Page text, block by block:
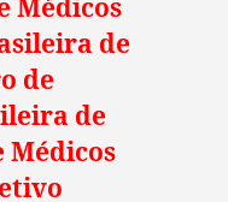
Médicos
de
de
de
Médicos